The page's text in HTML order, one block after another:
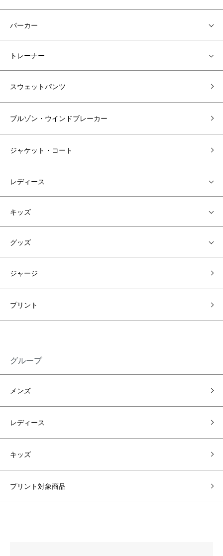
パーカー
トレーナー
スウェットパンツ
ブルゾン・ウインドブレーカー
ジャケット・コート
レディース
キッズ
グッズ
ジャージ
プリント
グループ
メンズ
レディース
キッズ
プリント対象商品